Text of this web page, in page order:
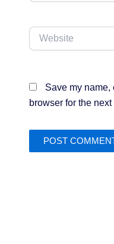
Website
Save my
browser for the